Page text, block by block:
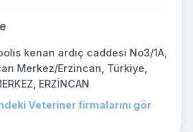
kenan ardıç caddesi No3/1A,
Merkez/Erzincan, Türkiye,
ERZİNCAN
Veteriner firmalarını gör